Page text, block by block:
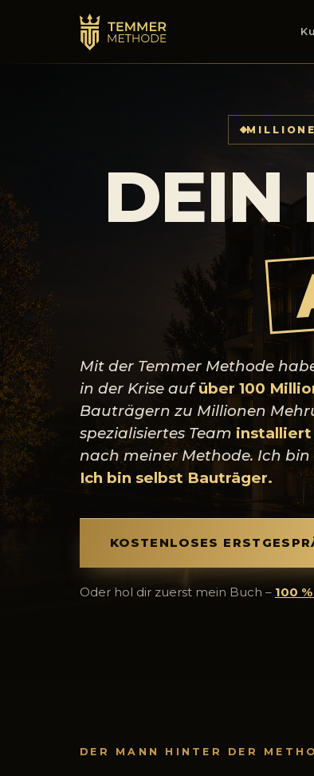
DEIN
Mit der Temmer Methode
in der Krise aufüber 100
Bauträgern zu Millionen
spezialisiertes Team installiert
nach meiner Methode. Ich bin
Ich bin selbst Bauträger.
KOSTENLOSES
Oder hol dir zuerst mein Buch – 100
DER MANN HINTER DER